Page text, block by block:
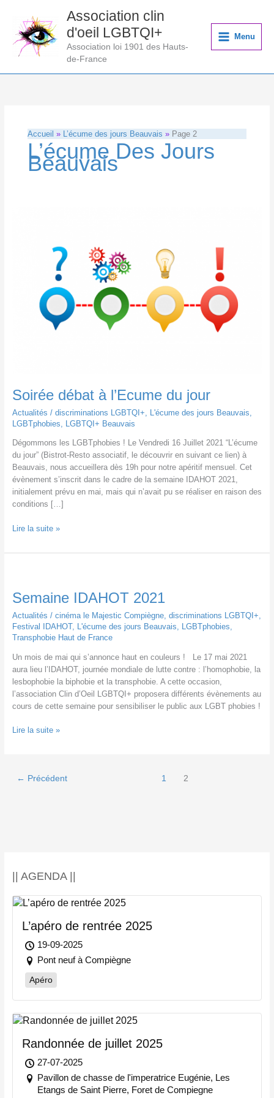
contenu
Association clin
d'oeil LGBTQI+
Association loi 1901 des Hauts-
de-France
Menu
|| AGENDA ||
L’apéro de rentrée 2025
19-09-2025
Pont neuf à Compiègne
Apéro
Randonnée de juillet 2025
27-07-2025
Pavillon de chasse de l'imperatrice Eugénie, Les
Etangs de Saint Pierre, Foret de Compiegne
Accueil L’écume des jours Beauvais Page 2
L’écume Des Jours
Beauvais
Soirée débat à l’Ecume du jour
Actualités / discriminations LGBTQI+ L'écume des jours Beauvais
LGBTphobies
LGBTQI+ Beauvais
Dégommons les LGBTphobies ! Le Vendredi 16 Juillet 2021 “L’écume
du jour” (Bistrot-Resto associatif, le découvrir en suivant ce lien) à
Beauvais, nous accueillera dès 19h pour notre apéritif mensuel. Cet
évènement s’inscrit dans le cadre de la semaine IDAHOT 2021,
initialement prévu en mai, mais qui n’avait pu se réaliser en raison des
conditions […]
Soirée
à
Lire la suite »
Semaine IDAHOT 2021
Actualités / cinéma le Majestic Compiègne, discriminations LGBTQI+
Festival IDAHOT, L'écume des jours Beauvais LGBTphobies
Transphobie Haut de France
Un mois de mai qui s’annonce haut en couleurs ! Le 17 mai 2021
aura lieu l’IDAHOT, journée mondiale de lutte contre : l’homophobie, la
lesbophobie la biphobie et la transphobie. A cette occasion,
l’association Clin d’Oeil LGBTQI+ proposera différents évènements au
cours de cette semaine pour sensibiliser le public aux LGBT phobies !
Semaine
Lire la suite »
← Précédent 1 2